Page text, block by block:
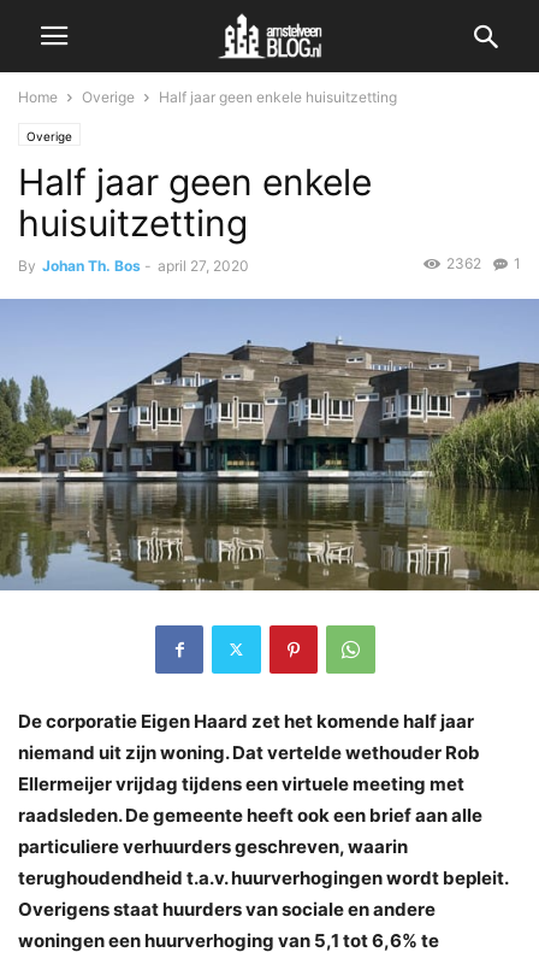
Home Overige Half jaar geen enkele huisuitzetting
Overige
Half jaar geen enkele
huisuitzetting
By Johan Th. Bos - april 27, 2020 1
2362
De corporatie Eigen Haard zet het komende half jaar
niemand uit zijn woning. Dat vertelde wethouder Rob
Ellermeijer vrijdag tijdens een virtuele meeting met
raadsleden. De gemeente heeft ook een brief aan alle
particuliere verhuurders geschreven, waarin
terughoudendheid t.a.v. huurverhogingen wordt bepleit.
Overigens staat huurders van sociale en andere
woningen een huurverhoging van 5,1 tot 6,6% te